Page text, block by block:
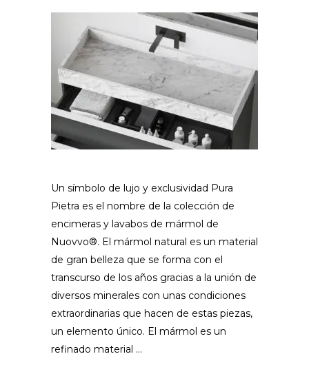
Un símbolo de lujo y exclusividad Pura
Pietra es el nombre de la colección de
encimeras y lavabos de mármol de
Nuovvo®. El mármol natural es un material
de gran belleza que se forma con el
transcurso de los años gracias a la unión de
diversos minerales con unas condiciones
extraordinarias que hacen de estas piezas,
un elemento único. El mármol es un
refinado material